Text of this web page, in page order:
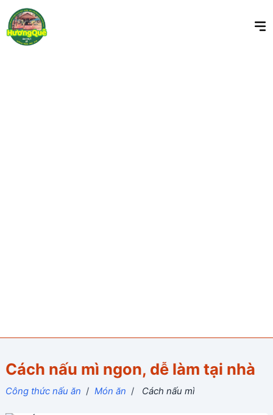
Cách nấu mì ngon, dễ làm tại nhà
Công thức nấu ăn / Món ăn / Cách nấu mì